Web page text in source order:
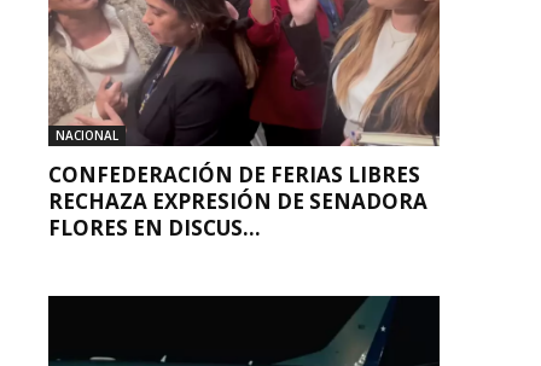
NACIONAL
CONFEDERACIÓN DE FERIAS LIBRES
RECHAZA EXPRESIÓN DE SENADORA
FLORES EN DISCUS...